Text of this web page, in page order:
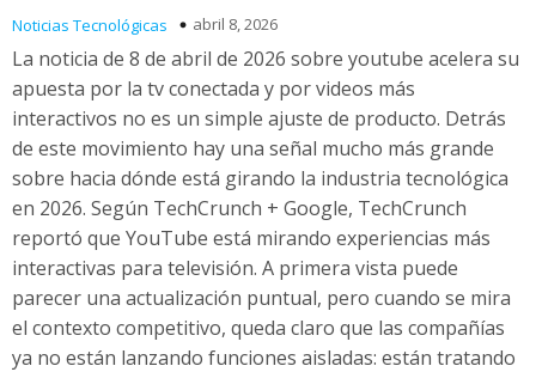
Noticias Tecnológicas abril 8, 2026
La noticia de 8 de abril de 2026 sobre youtube acelera su
apuesta por la tv conectada y por videos más
interactivos no es un simple ajuste de producto. Detrás
de este movimiento hay una señal mucho más grande
sobre hacia dónde está girando la industria tecnológica
en 2026. Según TechCrunch + Google, TechCrunch
reportó que YouTube está mirando experiencias más
interactivas para televisión. A primera vista puede
parecer una actualización puntual, pero cuando se mira
el contexto competitivo, queda claro que las compañías
ya no están lanzando funciones aisladas: están tratando